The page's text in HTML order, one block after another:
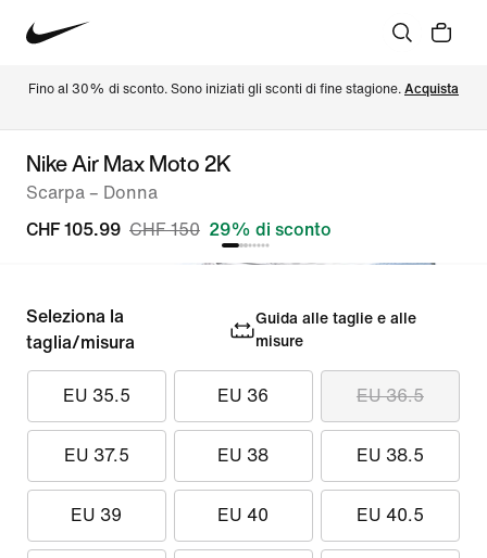
Fino al 30% di sconto. Sono iniziati gli sconti di fine stagione. Acquista
Nike Air Max Moto 2K
Scarpa – Donna
CHF 105.99 CHF 150 29% di sconto
Seleziona la
taglia/misura
Guida alle taglie e alle
misure
EU 35.5 EU 36 EU 36.5
EU 37.5 EU 38 EU 38.5
EU 39 EU 40 EU 40.5